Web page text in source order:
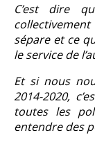
C’est dire
sépare et ce
le service de
Et si nous
2014-2020,
toutes les
entendre des